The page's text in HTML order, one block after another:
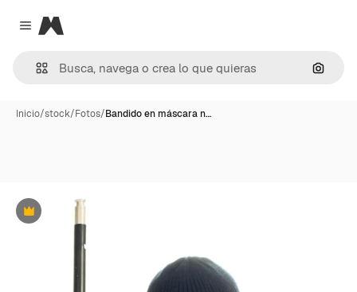
Close menu
Magnific
Inicio/stock/Fotos/Bandido en máscara n…
Premium